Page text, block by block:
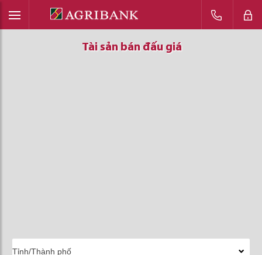
Tài sản bán đấu giá
Tài sản bán đấu giá
Tài sản bán đấu giá